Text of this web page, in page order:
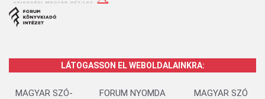
LÁTOGASSON EL WEBOLDALAINKRA:
MAGYAR SZÓ-
FORUM NYOMDA
MAGYAR SZÓ